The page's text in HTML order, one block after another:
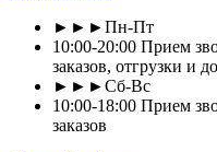
►►►Пн-Пт
10:00-20:00 Прием
заказов, отгрузки и
►►►Сб-Вс
10:00-18:00 Прием
заказов